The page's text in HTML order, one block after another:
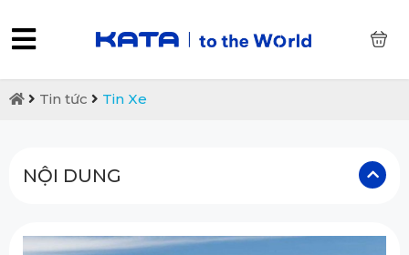
Tin tức Tin Xe
NỘI DUNG